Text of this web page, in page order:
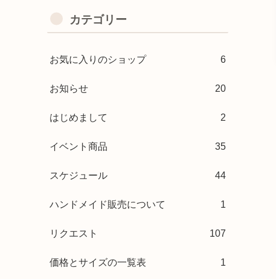
カテゴリー
お気に入りのショップ 6
お知らせ 20
はじめまして 2
イベント商品 35
スケジュール 44
ハンドメイド販売について 1
リクエスト 107
価格とサイズの一覧表 1